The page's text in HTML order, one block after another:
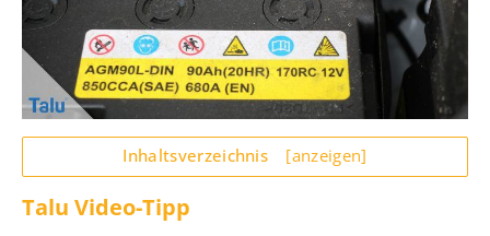
Inhaltsverzeichnis [anzeigen]
Talu Video-Tipp